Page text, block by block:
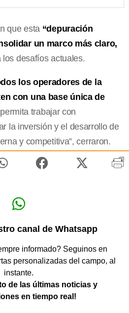
que esta “depuración
un marco más claro,
desafíos actuales.
los operadores de la
con una base única de
trabajar con
la inversión y el desarrollo de
y competitiva”, cerraron.
canal de Whatsapp
informado? Seguinos en
personalizadas del campo, al
instante.
de las últimas noticias y
en tiempo real!